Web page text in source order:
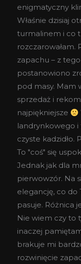
enigmatyczny
Właśnie dzisiaj
turmalinem i co
rozczarowałam.
zapachu – z
postanowiono
pod masy. Mam
sprzedaż i
najpiękniejsze
landrynkowego i
czyste kadzidło.
To "coś" się
Jednak jak dla
pierwowzór. Na
elegancję, co
pasuje. Różnica
Nie wiem czy to
inaczej
brakuje mi
rozwinięcie